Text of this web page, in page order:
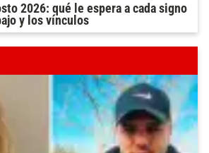
2026: qué le espera a cada signo
y los vínculos